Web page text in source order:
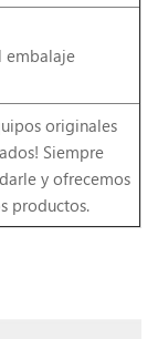
embalaje
originales
Siempre
y ofrecemos
productos.